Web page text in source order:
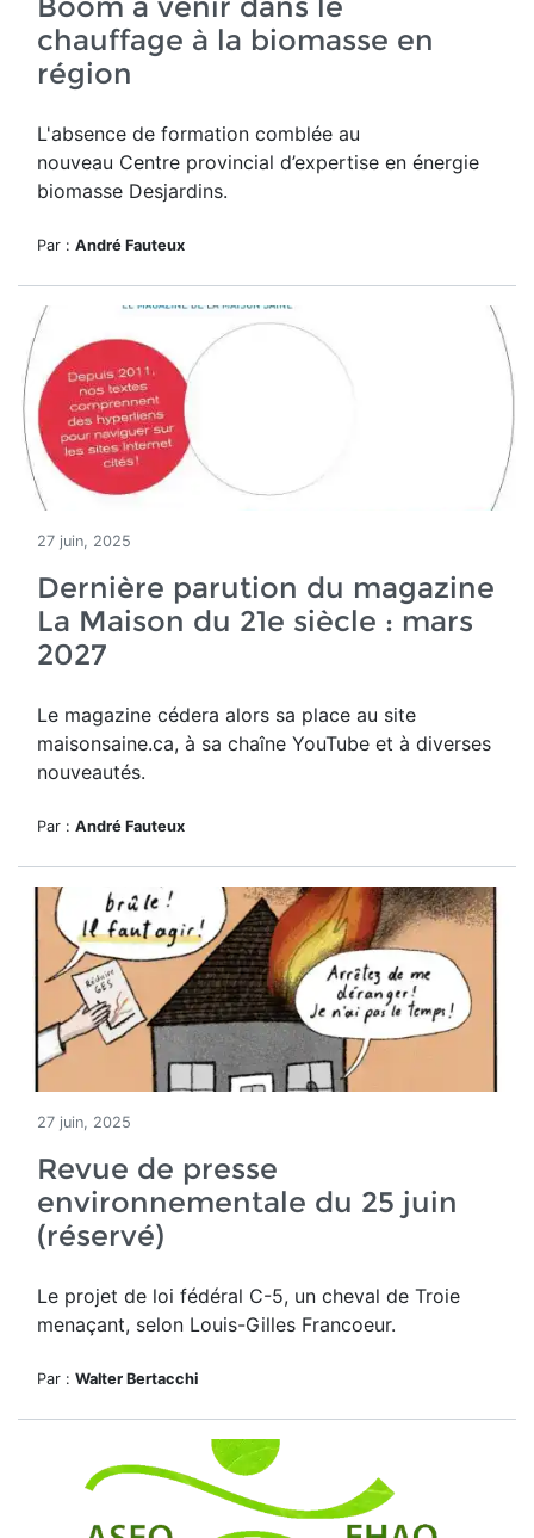
chauffage à la biomasse en
région
L'absence de formation comblée au
nouveau Centre provincial d’expertise en énergie
biomasse Desjardins.
Par : André Fauteux
27 juin, 2025
Dernière parution du magazine
La Maison du 21e siècle : mars
2027
Le magazine cédera alors sa place au site
maisonsaine.ca, à sa chaîne YouTube et à diverses
nouveautés.
Par : André Fauteux
27 juin, 2025
Revue de presse
environnementale du 25 juin
(réservé)
Le projet de loi fédéral C-5, un cheval de Troie
menaçant, selon Louis-Gilles Francoeur.
Par : Walter Bertacchi